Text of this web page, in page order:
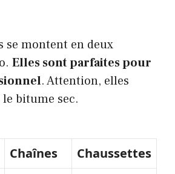
se montent en deux
Elles sont parfaites pour
. Attention, elles
le bitume sec.
Chaînes Chaussettes